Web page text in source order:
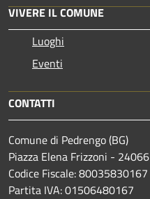
VIVERE IL COMUNE
Luoghi
Eventi
CONTATTI
Comune di Pedrengo (BG)
Piazza Elena Frizzoni - 24066
Codice Fiscale: 80035830167
Partita IVA: 01506480167